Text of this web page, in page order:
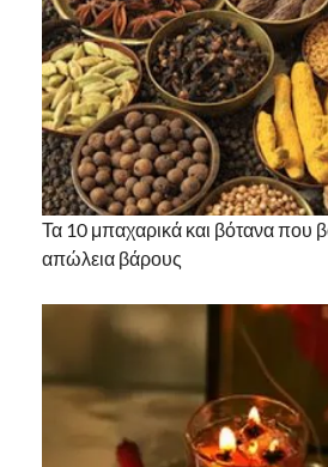
Τα 10 μπαχαρικά και βότανα που
απώλεια βάρους